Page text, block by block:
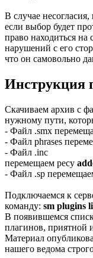
В случае несогласия,
если выбор будет
право находиться на
нарушений с его
что он самовольно
Инструкция
Скачиваем архив с
нужному пути,
- Файл .smx
- Файл phrases
- Файл .inc
перемещаем ресу
- Файл .sp
Подключаемся к
команду: sm plugins
В появившемся
плагинов, приятной
Материал
нашего ведома